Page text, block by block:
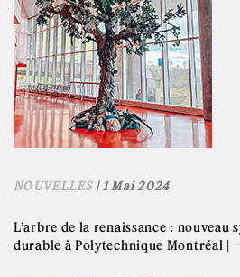
NOUVELLES| 1 Mai 2024
L’arbre de la renaissance : nouveau
durable à Polytechnique Montréal |